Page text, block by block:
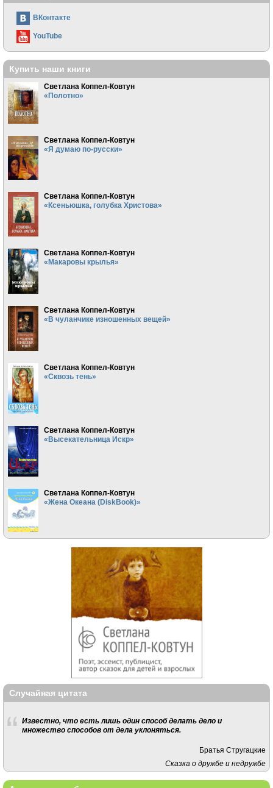
ВКонтакте
YouTube
Купить наши книги
Светлана Коппел-Ковтун
«Полотно»
Светлана Коппел-Ковтун
«Я думаю по-русски»
Светлана Коппел-Ковтун
«Ксеньюшка, голубка Христова»
Светлана Коппел-Ковтун
«Макаровы крылья»
Светлана Коппел-Ковтун
«В чуланчике изношенных вещей»
Светлана Коппел-Ковтун
«Сквозь тень»
Светлана Коппел-Ковтун
«Высекательница Искр»
Светлана Коппел-Ковтун
«Жена Океана (DiskBook)»
Случайная цитата
Известно, что есть лишь один способ делать дело и
множество способов от дела уклоняться.
Братья Стругацкие
Сказка о дружбе и недружбе